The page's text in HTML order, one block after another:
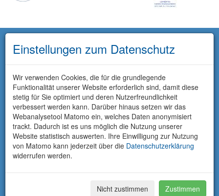
Einstellungen zum Datenschutz
Wir verwenden Cookies, die für die grundlegende
Funktionalität unserer Website erforderlich sind, damit diese
stetig für Sie optimiert und deren Nutzerfreundlichkeit
verbessert werden kann. Darüber hinaus setzen wir das
Webanalysetool Matomo ein, welches Daten anonymisiert
trackt. Dadurch ist es uns möglich die Nutzung unserer
Website statistisch auswerten. Ihre Einwilligung zur Nutzung
von Matomo kann jederzeit über die Datenschutzerklärung
widerrufen werden.
Nicht zustimmen Zustimmen